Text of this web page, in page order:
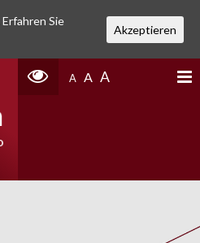
A A A
Erfahren Sie
Akzeptieren